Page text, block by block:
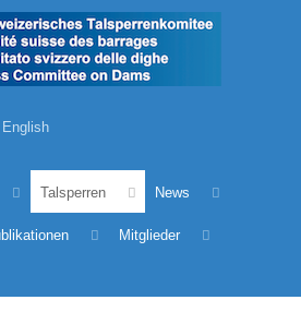
English
Talsperren News
Mitglieder